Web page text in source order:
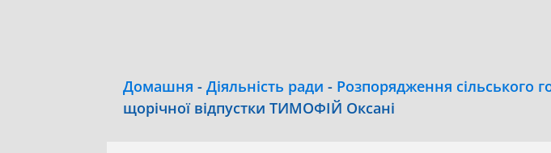
Домашня - Діяльність ради - Розпорядження сільського
щорічної відпустки ТИМОФІЙ Оксані